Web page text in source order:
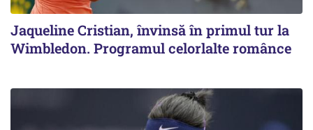
Jaqueline Cristian, învinsă în primul tur la
Wimbledon. Programul celorlalte românce